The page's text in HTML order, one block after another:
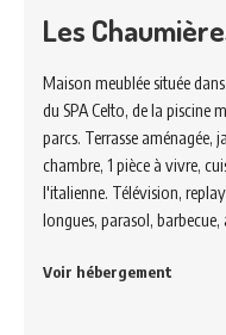
Les
Maison meublée située
du SPA Celto, de la piscine
parcs. Terrasse aménagée,
chambre, 1 pièce à vivre,
l'italienne. Télévision,
longues, parasol, barbecue,
Voir hébergement